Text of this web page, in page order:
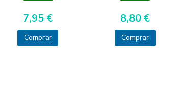
7,95 €
Comprar
8,80 €
Comprar